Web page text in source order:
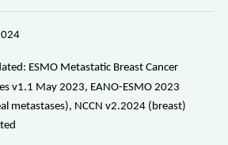
ESMO Metastatic Breast Cancer
v1.1 May 2023, EANO-ESMO 2023
metastases), NCCN v2.2024 (breast)